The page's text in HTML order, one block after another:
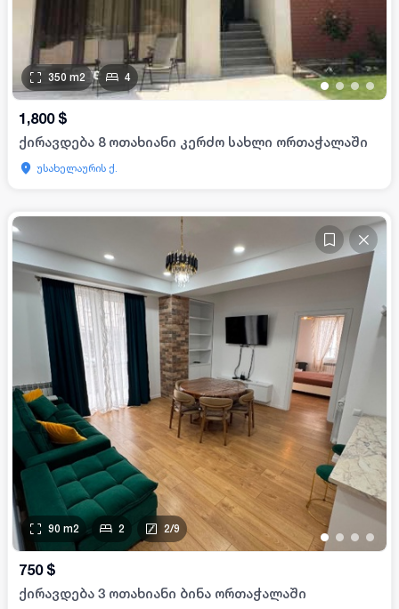
••• •
350 m2 4
1,800 $
ქირავდება 8 ოთახიანი კერძო სახლი ორთაჭალაში
უსახელაურის ქ.
• • • •
90 m2 2 2/9
750 $
ქირავდება 3 ოთახიანი ბინა ორთაჭალაში